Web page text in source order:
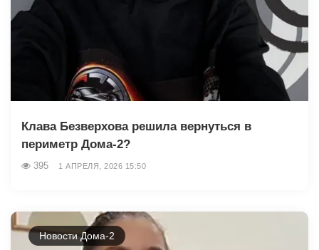
Клава Безверхова решила вернуться в
периметр Дома-2?
395 1 АПРЕЛЯ, 2026 15:50
Новости Дома-2